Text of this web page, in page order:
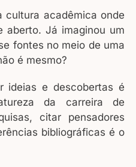
cultura acadêmica onde
aberto. Já imaginou um
fontes no meio de uma
é mesmo?
ideias e descobertas é
da carreira de
citar pensadores
bibliográficas é o